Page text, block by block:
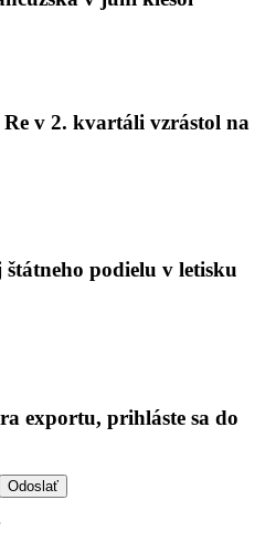
v 2. kvartáli vzrástol na
podielu v letisku
exportu, prihláste sa do
Odoslať